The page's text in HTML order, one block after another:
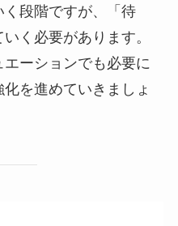
段階ですが、「待
く必要があります。
エーションでも必要に
を進めていきましょ